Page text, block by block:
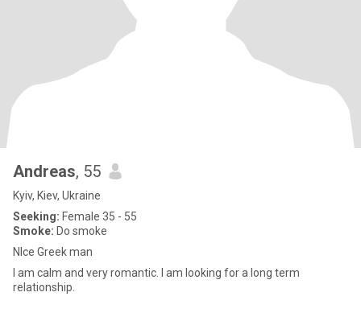
Andreas, 55
Kyiv, Kiev, Ukraine
Seeking: Female 35 - 55
Smoke: Do smoke
NIce Greek man
I am calm and very romantic. I am looking for a long term
relationship.